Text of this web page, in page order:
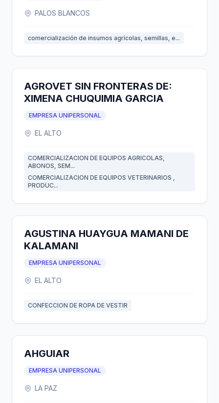
PALOS BLANCOS
comercialización de insumos agrícolas, semillas, e...
AGROVET SIN FRONTERAS DE:
XIMENA CHUQUIMIA GARCIA
EMPRESA UNIPERSONAL
EL ALTO
COMERCIALIZACION DE EQUIPOS AGRICOLAS,
ABONOS, SEM...
COMERCIALIZACION DE EQUIPOS VETERINARIOS ,
PRODUC...
AGUSTINA HUAYGUA MAMANI DE
KALAMANI
EMPRESA UNIPERSONAL
EL ALTO
CONFECCION DE ROPA DE VESTIR
AHGUIAR
EMPRESA UNIPERSONAL
LA PAZ